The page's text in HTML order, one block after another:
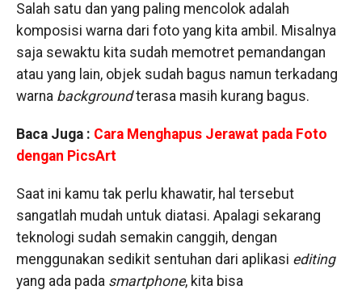
Salah satu dan yang paling mencolok adalah
komposisi warna dari foto yang kita ambil. Misalnya
saja sewaktu kita sudah memotret pemandangan
atau yang lain, objek sudah bagus namun terkadang
warna backgroundterasa masih kurang bagus.
Baca Juga : Cara Menghapus Jerawat pada Foto
dengan PicsArt
Saat ini kamu tak perlu khawatir, hal tersebut
sangatlah mudah untuk diatasi. Apalagi sekarang
teknologi sudah semakin canggih, dengan
menggunakan sedikit sentuhan dari aplikasi editing
yang ada pada smartphone, kita bisa